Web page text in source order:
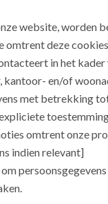
website, worden
deze
in het
kantoor- en/of
met betrekking
omtrent onze
indien relevant]